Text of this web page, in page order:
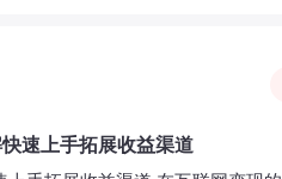
速上手拓展收益渠道